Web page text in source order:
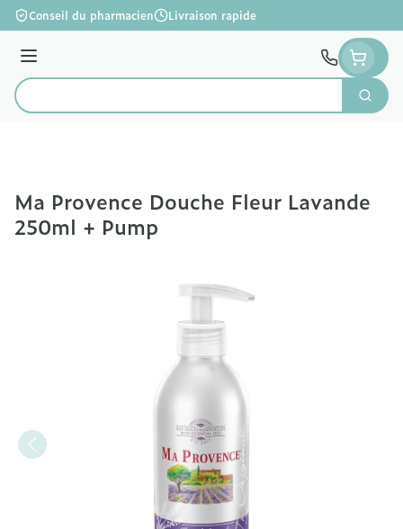
Aller au contenu
Conseil du pharmacien Livraison rapide
Menu
Rechercher
Ma Provence Douche Fleur Lavande
250ml + Pump